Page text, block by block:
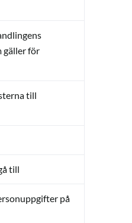
gäller för
till
till
på